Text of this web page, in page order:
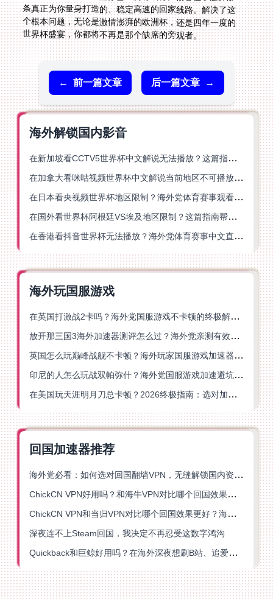
世界杯盛宴，你都将不再是那个缺席的旁观者。
← 前一篇文章 后一篇文章 →
海外解锁国内影音
在新加坡看CCTV5世界杯中文解说无法播放？这篇指南帮你解锁海外体育直播自由
在加拿大看咪咕视频世界杯中文解说当前地区不可播放？这篇指南帮你一键解决
在日本看央视频世界杯地区限制？海外党体育赛事观看终极指南
在国外看世界杯阿根廷VS埃及地区限制？这篇指南帮你搞定中文直播+解说
在香港看抖音世界杯无法播放？海外党体育赛事中文直播终极指南
海外玩国服游戏
在英国打激战2卡吗？海外党国服游戏不卡顿的终极解决方案
放开那三国3海外加速器测评怎么过？海外党亲测有效的国服游戏加速指南
英国怎么玩巅峰战舰不卡顿？海外玩家国服游戏加速器终极指南
印尼的人怎么玩战双帕弥什？海外党国服游戏加速避坑指南
在美国玩天涯明月刀总卡顿？2026终极指南：选对加速器让你丝滑连招
回国加速器推荐
海外党必看：如何选对回国翻墙VPN，无缝解锁国内资源？
ChickCN VPN好用吗？和海牛VPN对比哪个回国效果更好？
ChickCN VPN和当归VPN对比哪个回国效果更好？海外党亲测后选了它
深夜连不上Steam回国，我决定不再忍受这数字鸿沟
Quickback和巨鲸好用吗？在海外深夜想刷B站、追爱奇艺的你，或许正需要这份答案